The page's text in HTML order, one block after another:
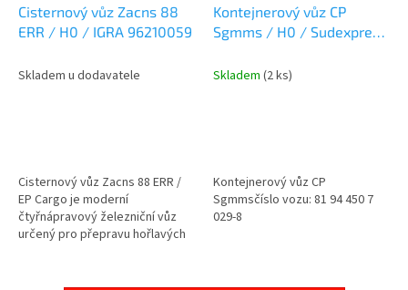
Cisternový vůz Zacns 88
ERR / H0 / IGRA 96210059
Skladem u dodavatele
Cisternový vůz Zacns 88 ERR /
EP Cargo je moderní
čtyřnápravový železniční vůz
určený pro přepravu hořlavých
využíván...
Kontejnerový vůz CP
Sgmms / H0 / Sudexpress
Skladem (2 ks)
Kontejnerový vůz CP
Sgmmsčíslo vozu: 81 94 450 7
029-8